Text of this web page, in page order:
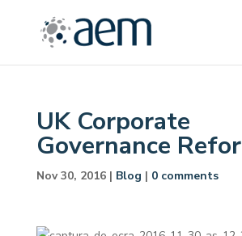
UK Corporate
Governance
Nov 30, 2016| Blog | 0 comments